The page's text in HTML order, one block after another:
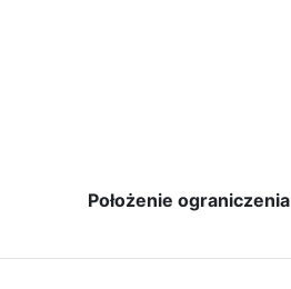
Położenie ograniczenia